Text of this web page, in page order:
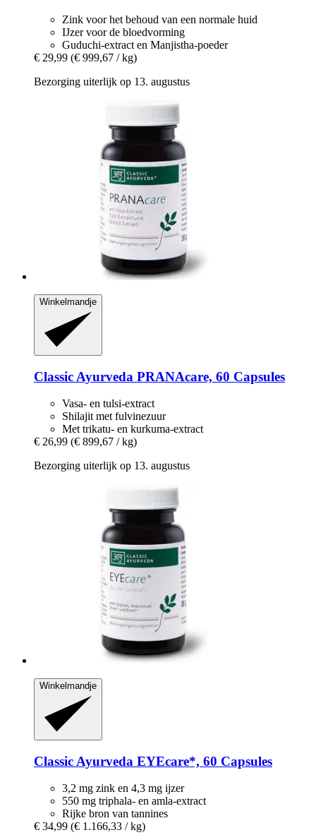
Zink voor het behoud van een normale huid
IJzer voor de bloedvorming
Guduchi-extract en Manjistha-poeder
€ 29,99 (€ 999,67 / kg)
Bezorging uiterlijk op 13. augustus
Winkelmandje
Classic Ayurveda PRANAcare, 60 Capsules
Vasa- en tulsi-extract
Shilajit met fulvinezuur
Met trikatu- en kurkuma-extract
€ 26,99 (€ 899,67 / kg)
Bezorging uiterlijk op 13. augustus
Winkelmandje
Classic Ayurveda EYEcare*, 60 Capsules
3,2 mg zink en 4,3 mg ijzer
550 mg triphala- en amla-extract
Rijke bron van tannines
€ 34,99 (€ 1.166,33 / kg)